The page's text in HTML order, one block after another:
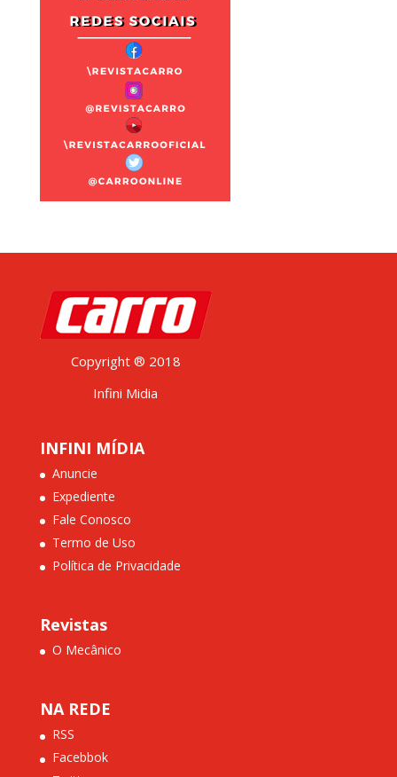
Copyright ® 2018
Infini Midia
INFINI MÍDIA
Anuncie
Expediente
Fale Conosco
Termo de Uso
Política de Privacidade
Revistas
O Mecânico
NA REDE
RSS
Facebbok